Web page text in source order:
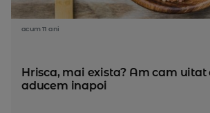
acum 11 ani
Hrisca, mai exista? Am cam uitat
aducem inapoi